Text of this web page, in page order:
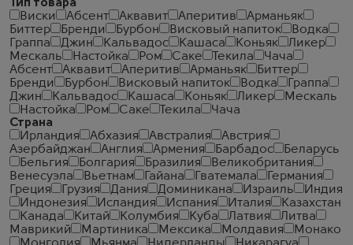
Тип товара
Виски
Абсент Аквавит Аперитив
Арманьяк
Биттер
Бренди Бурбон Висковый напиток
Водка
Граппа
Джин Кальвадос Кашаса Коньяк
Ликер
Мескаль
Настойка Ром Саке Текила
Чача
Абсент
Аквавит Аперитив Арманьяк
Биттер
Бренди
Бурбон Висковый напиток Водка
Граппа
Джин
Кальвадос Кашаса Коньяк Ликер
Мескаль
Настойка
Ром Саке Текила
Чача
Страна
Ирландия
Абхазия Австралия
Австрия
Азербайджан
Англия Армения Барбадос
Беларусь
Бельгия
Болгария Бразилия
Великобритания
Венесуэла
Вьетнам Гайана Гватемала
Германия
Греция
Грузия Дания Доминикана Израиль
Индия
Индонезия
Исландия Испания Италия
Казахстан
Канада
Китай Колумбия Куба Латвия
Литва
Маврикий
Мартиника Мексика Молдавия
Монако